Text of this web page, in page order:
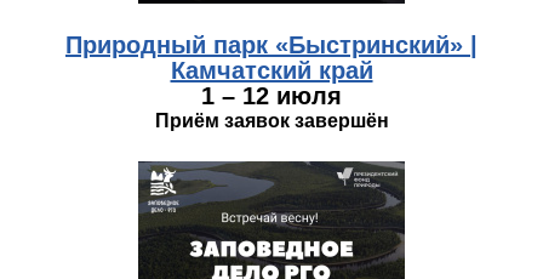
Природный парк «Быстринский» |
Камчатский край
1 – 12 июля
Приём заявок завершён